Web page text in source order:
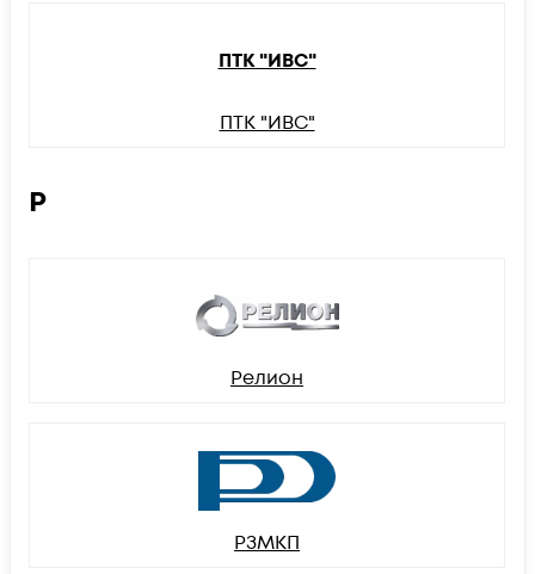
ПТК "ИВС"
ПТК "ИВС"
Р
Релион
РЗМКП